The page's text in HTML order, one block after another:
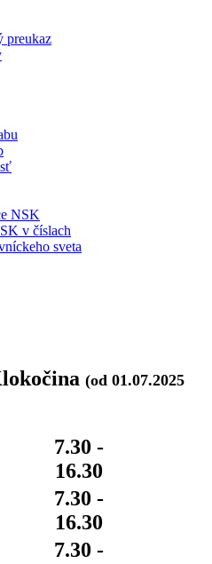
preukaz
NSK
v číslach
sveta
(od 01.07.2025
7.30 -
16.30
7.30 -
16.30
7.30 -